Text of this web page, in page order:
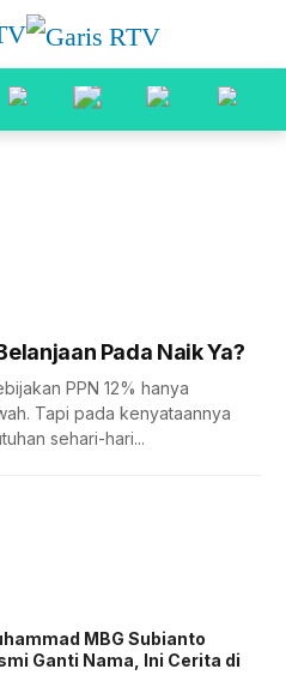
Pada Naik Ya?
PPN 12% hanya
Tapi pada kenyataannya
sehari-hari...
MBG Subianto
Ganti Nama, Ini Cerita di